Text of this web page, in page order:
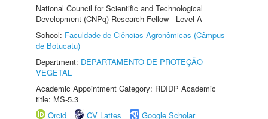
National Council for Scientific and Technological
Development (CNPq) Research Fellow - Level A
School: Faculdade de Ciências Agronômicas (Câmpus
de Botucatu)
Department: DEPARTAMENTO DE PROTEÇÃO
VEGETAL
Academic Appointment Category: RDIDP Academic
title: MS-5.3
Orcid
CV Lattes Google Scholar